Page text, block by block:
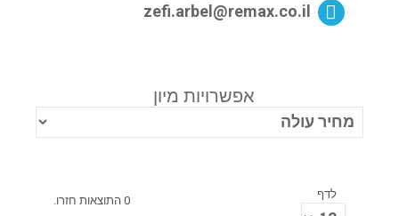
zefi.arbel@remax.co.il
אפשרויות מיון
0 התוצאות חזרו. לדף